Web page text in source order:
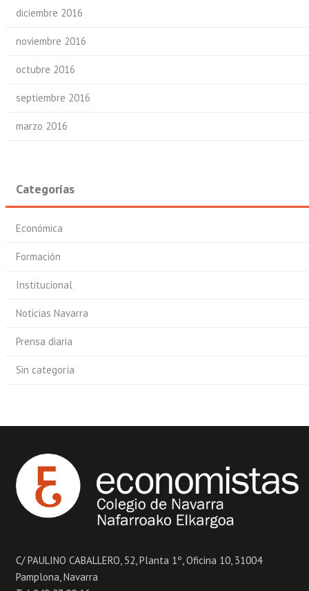
diciembre 2016
noviembre 2016
octubre 2016
septiembre 2016
marzo 2016
Categorías
Económica
Formación
Institucional
Noticias Navarra
Prensa diaria
Sin categoría
C/ PAULINO CABALLERO, 52, Planta 1º, Oficina 10, 31004
Pamplona, Navarra